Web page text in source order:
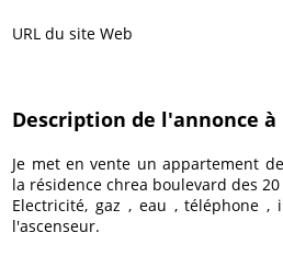
URL du site Web
Description de l'annonce à
Je met en vente un appartement
la résidence chrea boulevard des
Electricité, gaz , eau , téléphone ,
l'ascenseur.